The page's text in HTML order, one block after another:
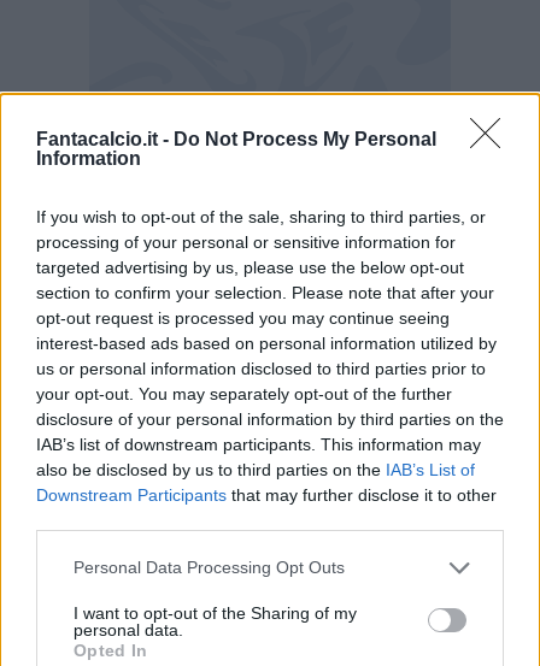
Fantacalcio.it - Do Not Process My Personal
Information
If you wish to opt-out of the sale, sharing to third parties, or
processing of your personal or sensitive information for
targeted advertising by us, please use the below opt-out
section to confirm your selection. Please note that after your
opt-out request is processed you may continue seeing
interest-based ads based on personal information utilized by
us or personal information disclosed to third parties prior to
your opt-out. You may separately opt-out of the further
disclosure of your personal information by third parties on the
IAB’s list of downstream participants. This information may
also be disclosed by us to third parties on the IAB’s List of
Downstream Participants that may further disclose it to other
Personal Data Processing Opt Outs
I want to opt-out of the Sharing of my
personal data.
Opted In
Juventus-O’Riley: si tratta
La Juventus ha scelto Matt O’Riley del
Brighton come prossimo rinforzo. Il giocatore
che era già stato seguito in passato, quando era
al Celtic., èstato proposto anche a Roma e
Napoli, ma la Juve sembra essere in vantaggio.
Il suo arrivo in bianconero dipende sempre
dalle uscite, come quella di Douglas Luiz, ma
si tratta di una pista calda considerando che il
calciatore ha già accettato la destinazione.